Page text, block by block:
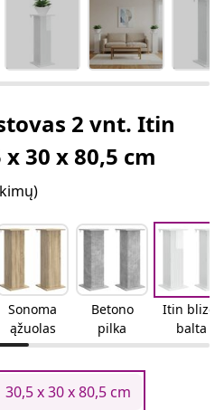
2 vnt. Itin
30 x 80,5 cm
Sonoma
ąžuolas
Betono
pilka
Itin blizgi
balta
30,5 x 30 x 80,5 cm